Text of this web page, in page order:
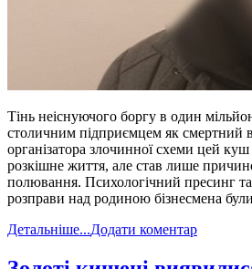
Тінь неіснуючого боргу в один
столичним підприємцем як смертний
організатора злочинної схеми цей
розкішне життя, але став лише
полювання. Психологічний пресинг та
розправи над родиною бізнесмена
Детальніше...Додати коментар